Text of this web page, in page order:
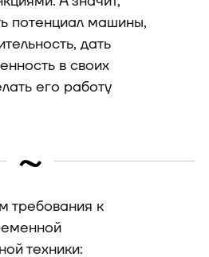
потенциал машины,
дать
в своих
его работу
~
требования к
техники: